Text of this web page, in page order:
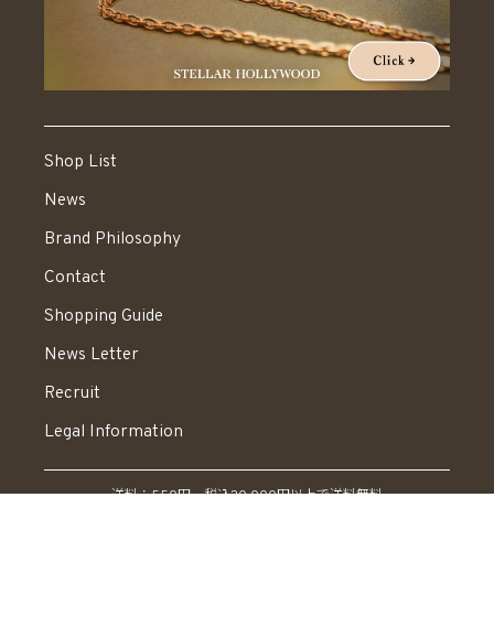
Shop List
News
Brand Philosophy
Contact
Shopping Guide
News Letter
Recruit
Legal Information
送料：550円 税込20,000円以上で送料無料